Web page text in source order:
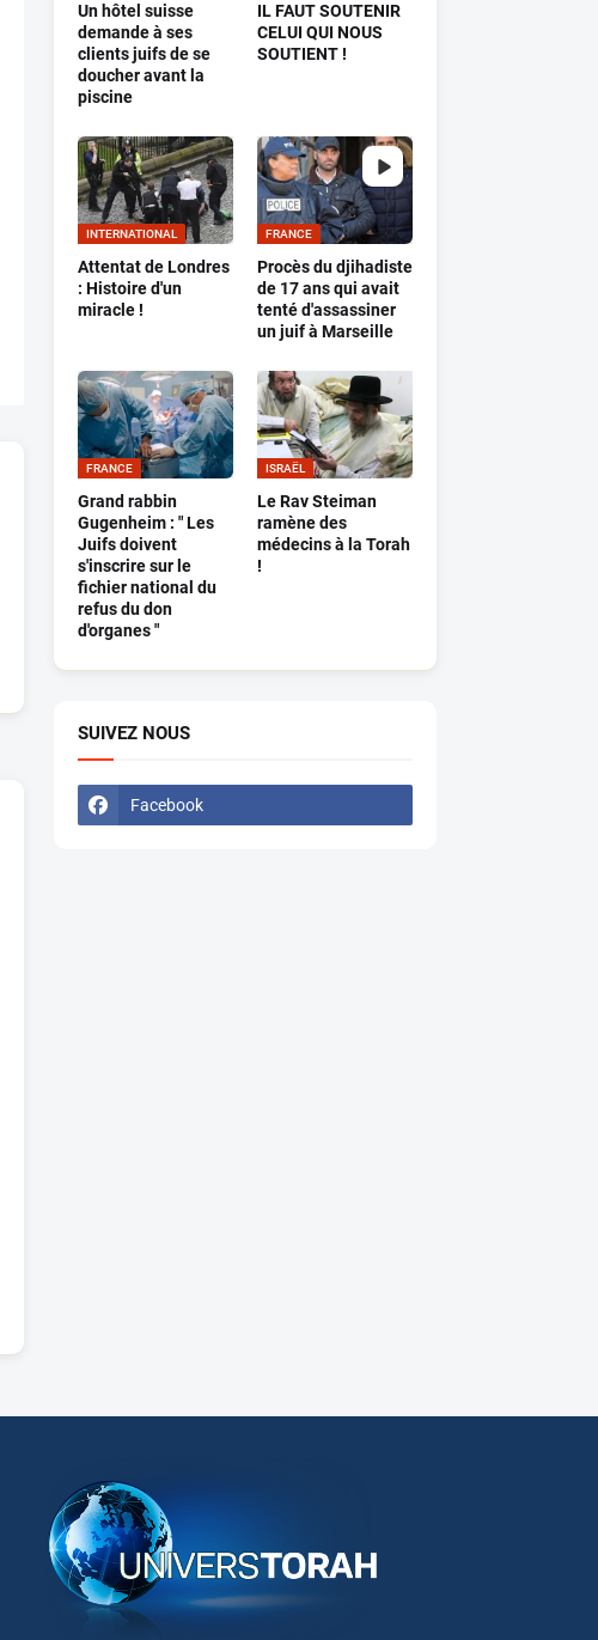
Un hôtel suisse
demande à ses
clients juifs de se
doucher avant la
piscine
IL FAUT SOUTENIR
CELUI QUI NOUS
SOUTIENT !
INTERNATIONAL
Attentat de Londres
: Histoire d'un
miracle !
FRANCE
Procès du djihadiste
de 17 ans qui avait
tenté d'assassiner
un juif à Marseille
FRANCE
Grand rabbin
Gugenheim : " Les
Juifs doivent
s'inscrire sur le
fichier national du
refus du don
d'organes "
ISRAËL
Le Rav Steiman
ramène des
médecins à la Torah
!
SUIVEZ NOUS
Facebook